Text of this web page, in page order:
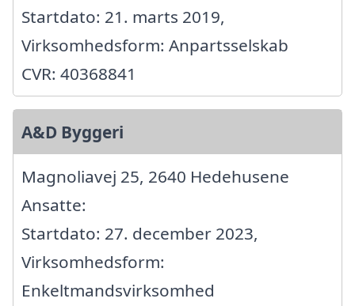
Startdato: 21. marts 2019,
Virksomhedsform: Anpartsselskab
CVR: 40368841
A&D Byggeri
Magnoliavej 25, 2640 Hedehusene
Ansatte:
Startdato: 27. december 2023,
Virksomhedsform:
Enkeltmandsvirksomhed